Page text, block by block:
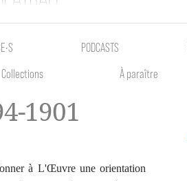
Collections À paraître
PODCASTS
1901
à L'Œuvre une orientation